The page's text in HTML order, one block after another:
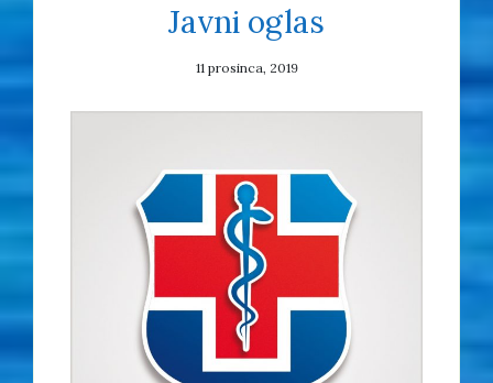
Javni oglas
11 prosinca, 2019